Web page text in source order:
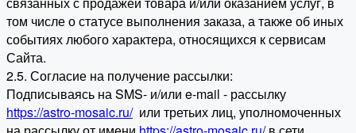
том числе о статусе выполнения заказа, а также об иных
событиях любого характера, относящихся к сервисам
Сайта.
2.5. Согласие на получение рассылки:
Подписываясь на SMS- и/или e-mail - рассылку
https://astro-mosaic.ru/или третьих лиц, уполномоченных